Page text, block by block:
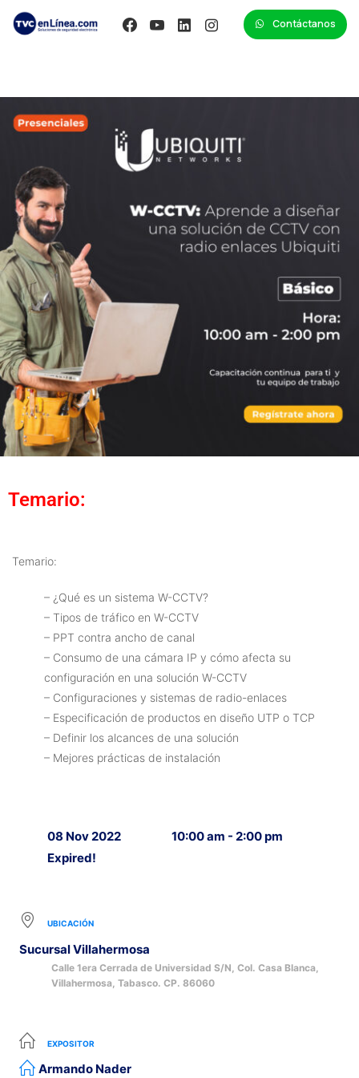
Contáctanos
Temario:
Temario:
– ¿Qué es un sistema W-CCTV?
– Tipos de tráfico en W-CCTV
– PPT contra ancho de canal
– Consumo de una cámara IP y cómo afecta su
configuración en una solución W-CCTV
– Configuraciones y sistemas de radio-enlaces
– Especificación de productos en diseño UTP o TCP
– Definir los alcances de una solución
– Mejores prácticas de instalación
08 Nov 2022
Expired!
10:00 am - 2:00 pm
UBICACIÓN
Sucursal Villahermosa
Calle 1era Cerrada de Universidad S/N, Col. Casa Blanca,
Villahermosa, Tabasco. CP. 86060
EXPOSITOR
Armando Nader